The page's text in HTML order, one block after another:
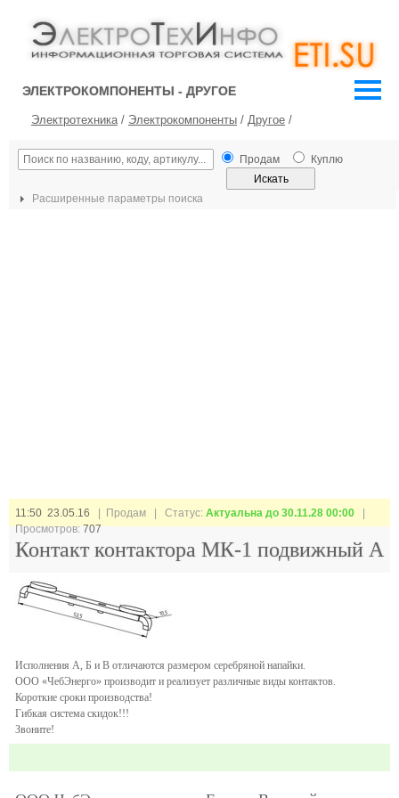
ЭЛЕКТРОКОМПОНЕНТЫ - ДРУГОЕ
Электротехника/ Электрокомпоненты / Другое /
Продам Куплю
Расширенные параметры поиска
11:50 23.05.16 | Продам | Статус: Актуальна до 30.11.28 00:00
Просмотров:707
Контакт контактора МК-1 подвижный А
Исполнения А, Б и В отличаются размером серебряной напайки.
ООО «ЧебЭнерго» производит и реализует различные виды контактов.
Короткие сроки производства!
Гибкая система скидок!!!
Звоните!